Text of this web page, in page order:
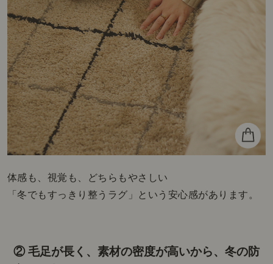
体感も、視覚も、どちらもやさしい
「冬でもすっきり整うラグ」という安心感があります。
② 毛足が長く、素材の密度が高いから、冬の防
アップデートですぐに使えるクーポン配布中！（
前にご利用いただいた方も、新たにお使いいただ
ます）
いますぐGET！
次へ →